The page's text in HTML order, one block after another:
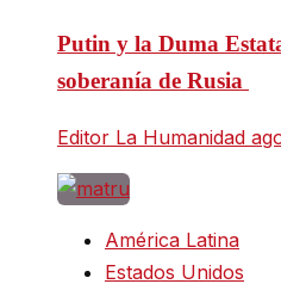
Putin y la Duma
soberanía de Rusia
Editor La Humanidad
América Latina
Estados Unidos